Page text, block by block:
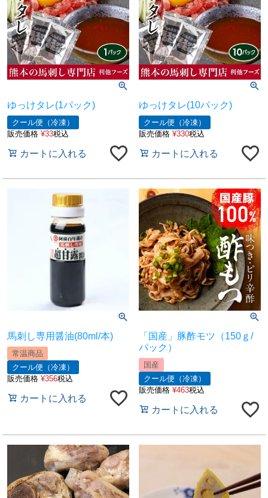
ゆっけタレ(1パック)
クール便（冷凍）
販売価格 ¥33税込
カートに入れる
ゆっけタレ(10パック)
クール便（冷凍）
販売価格 ¥330税込
カートに入れる
馬刺し専用醤油(80ml/本)
常温商品
クール便（冷凍）
販売価格 ¥356税込
カートに入れる
「国産」豚酢モツ（150ｇ/
パック）
国産
クール便（冷凍）
販売価格 ¥463税込
カートに入れる